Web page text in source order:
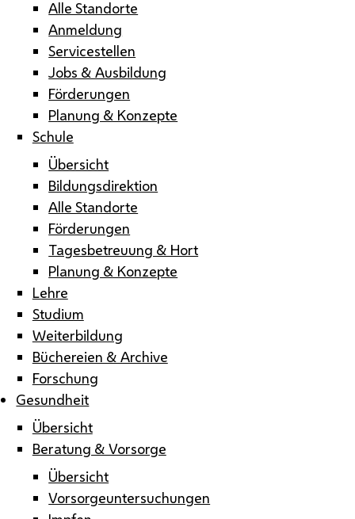
Alle Standorte
Anmeldung
Servicestellen
Jobs & Ausbildung
Förderungen
Planung & Konzepte
Schule
Übersicht
Bildungsdirektion
Alle Standorte
Förderungen
Tagesbetreuung & Hort
Planung & Konzepte
Lehre
Studium
Weiterbildung
Büchereien & Archive
Forschung
Gesundheit
Übersicht
Beratung & Vorsorge
Übersicht
Vorsorgeuntersuchungen